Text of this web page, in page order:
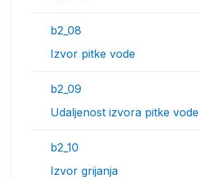
b2_08
Izvor pitke vode
b2_09
Udaljenost izvora pitke vode
b2_10
Izvor grijanja